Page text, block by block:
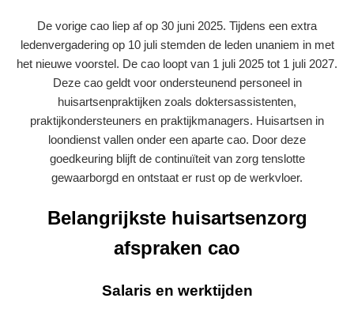
De vorige cao liep af op 30 juni 2025. Tijdens een extra
ledenvergadering op 10 juli stemden de leden unaniem in met
het nieuwe voorstel. De cao loopt van 1 juli 2025 tot 1 juli 2027.
Deze cao geldt voor ondersteunend personeel in
huisartsenpraktijken zoals doktersassistenten,
praktijkondersteuners en praktijkmanagers. Huisartsen in
loondienst vallen onder een aparte cao. Door deze
goedkeuring blijft de continuïteit van zorg tenslotte
gewaarborgd en ontstaat er rust op de werkvloer.
Belangrijkste huisartsenzorg
afspraken cao
Salaris en werktijden